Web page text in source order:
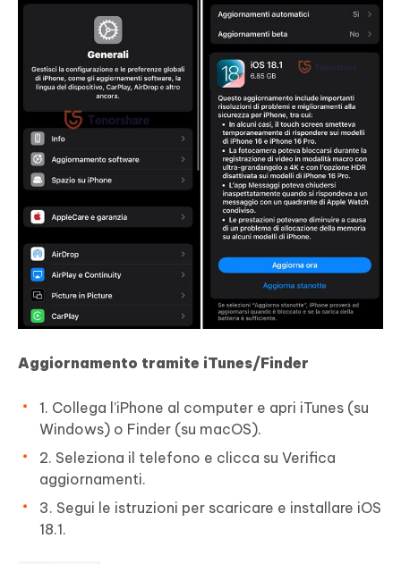
Aggiornamento tramite iTunes/Finder
1. Collega l’iPhone al computer e apri iTunes (su
Windows) o Finder (su macOS).
2. Seleziona il telefono e clicca su Verifica
aggiornamenti.
3. Segui le istruzioni per scaricare e installare iOS
18.1.